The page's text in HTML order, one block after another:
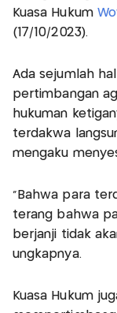
Kuasa Hukum
(17/10/2023).
Ada sejumlah
pertimbangan
hukuman
terdakwa
mengaku
“Bahwa para
terang bahwa
berjanji tidak
ungkapnya.
Kuasa Hukum